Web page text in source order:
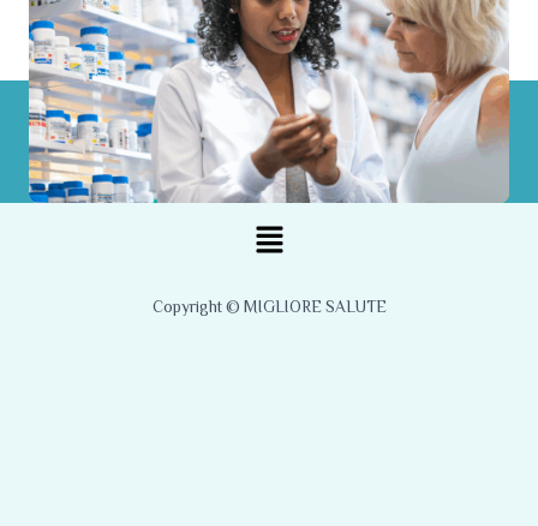
Menu
Copyright © MIGLIORE SALUTE